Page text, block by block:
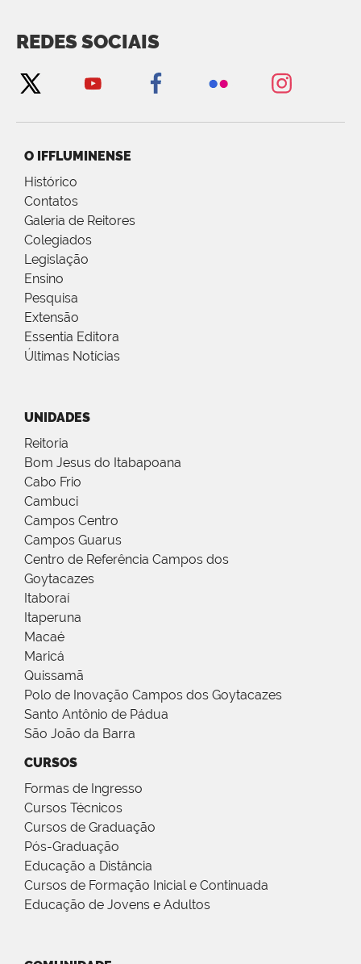
REDES SOCIAIS
O IFFLUMINENSE
Histórico
Contatos
Galeria de Reitores
Colegiados
Legislação
Ensino
Pesquisa
Extensão
Essentia Editora
Últimas Notícias
UNIDADES
Reitoria
Bom Jesus do Itabapoana
Cabo Frio
Cambuci
Campos Centro
Campos Guarus
Centro de Referência Campos dos
Goytacazes
Itaboraí
Itaperuna
Macaé
Maricá
Quissamã
Polo de Inovação Campos dos Goytacazes
Santo Antônio de Pádua
São João da Barra
CURSOS
Formas de Ingresso
Cursos Técnicos
Cursos de Graduação
Pós-Graduação
Educação a Distância
Cursos de Formação Inicial e Continuada
Educação de Jovens e Adultos